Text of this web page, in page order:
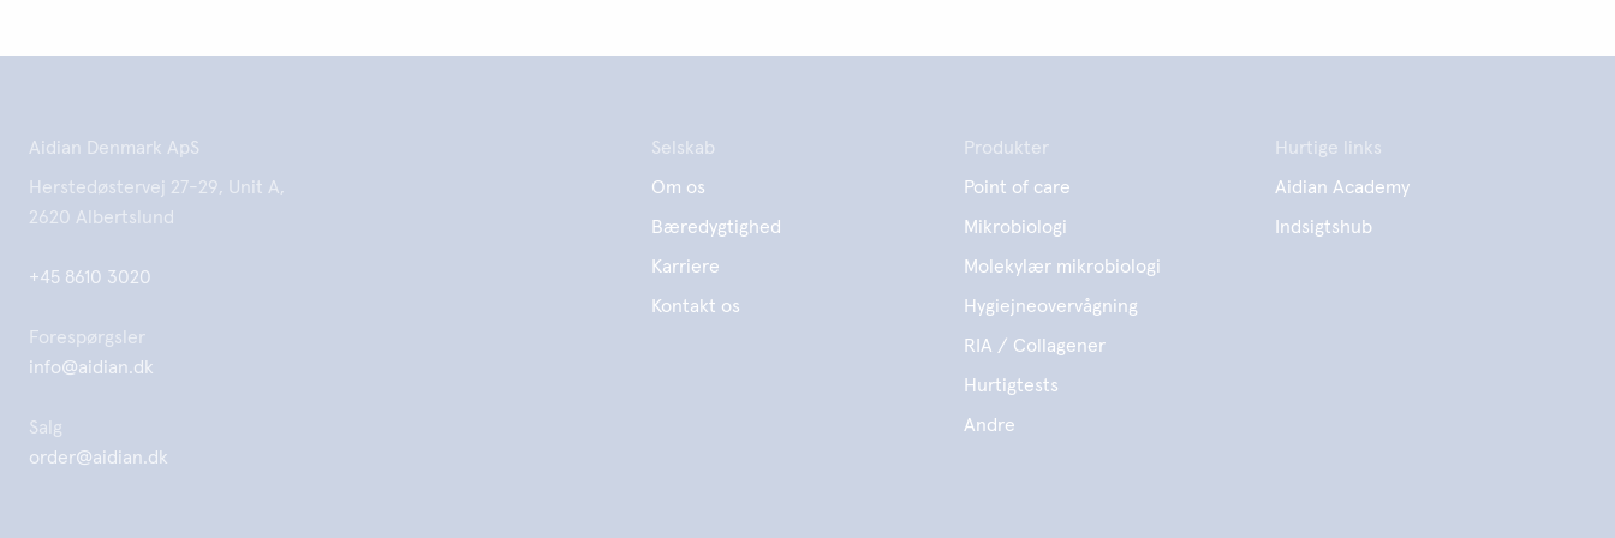
Aidian Denmark ApS
Herstedøstervej 27-29, Unit A,
2620 Albertslund
+45 8610 3020
Forespørgsler
info@aidian.dk
Salg
order@aidian.dk
Selskab
Om os
Bæredygtighed
Karriere
Kontakt os
Produkter
Point of care
Mikrobiologi
Molekylær mikrobiologi
Hygiejneovervågning
RIA / Collagener
Hurtigtests
Andre
Hurtige links
Aidian Academy
Indsigtshub